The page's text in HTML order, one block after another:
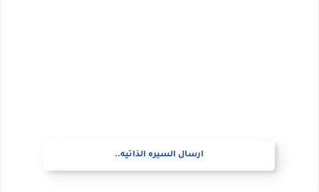
ارسال السيره الذاتيه..